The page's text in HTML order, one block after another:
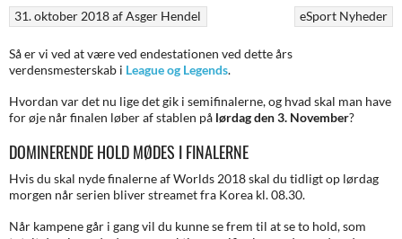
eSport Nyheder
31. oktober 2018afAsger Hendel
Så er vi ved at være ved endestationen ved dette års
verdensmesterskab i League og Legends.
Hvordan var det nu lige det gik i semifinalerne, og hvad skal man have
for øje når finalen løber af stablen på lørdag den 3. November?
DOMINERENDE HOLD MØDES I FINALERNE
Hvis du skal nyde finalerne af Worlds 2018 skal du tidligt op lørdag
morgen når serien bliver streamet fra Korea kl. 08.30.
Når kampene går i gang vil du kunne se frem til at se to hold, som